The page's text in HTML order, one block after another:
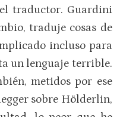
traductor. Guardini
traduje cosas de
incluso para
un lenguaje terrible.
metidos por ese
sobre Hölderlin,